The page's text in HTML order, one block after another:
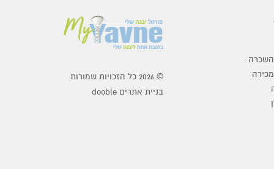
© 2026 כל הזכויות שמורות
בניית אתרים dooble